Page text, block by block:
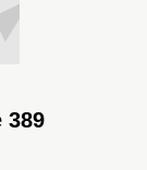
389